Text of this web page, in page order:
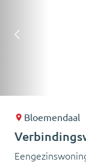
Bloemendaal